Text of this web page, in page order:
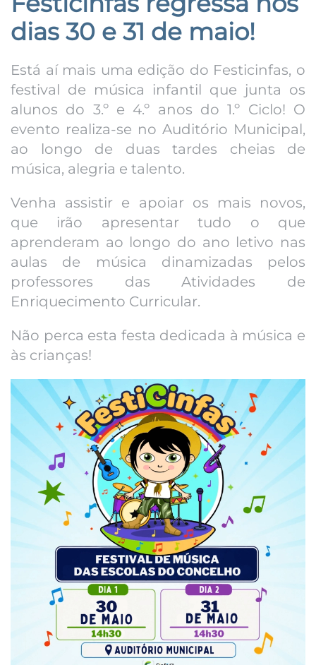
dias 30 e 31 de maio!
Está aí mais uma edição do Festicinfas, o
festival de música infantil que junta os
alunos do 3.º e 4.º anos do 1.º Ciclo! O
evento realiza-se no Auditório Municipal,
ao longo de duas tardes cheias de
música, alegria e talento.
Venha assistir e apoiar os mais novos,
que irão apresentar tudo o que
aprenderam ao longo do ano letivo nas
aulas de música dinamizadas pelos
professores das Atividades de
Enriquecimento Curricular.
Não perca esta festa dedicada à música e
às crianças!